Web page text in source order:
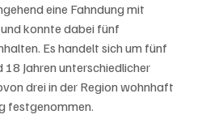
eine Fahndung mit
konnte dabei fünf
Es handelt sich um fünf
Jahren unterschiedlicher
drei in der Region wohnhaft
festgenommen.